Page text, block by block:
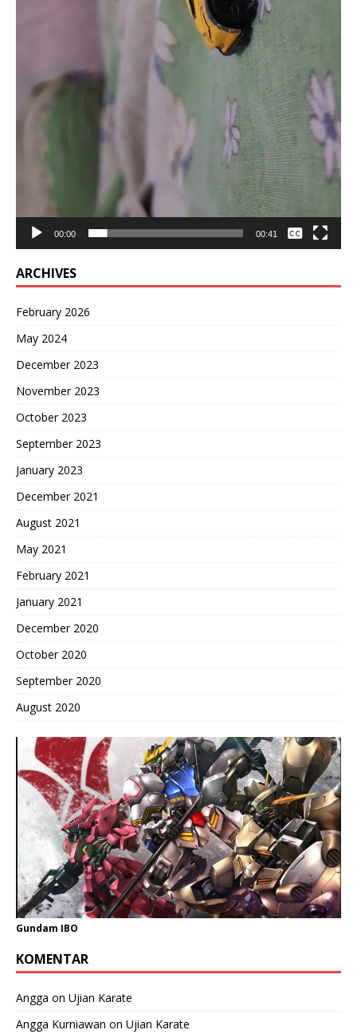
00:00 00:41
None
ARCHIVES
February 2026
May 2024
December 2023
November 2023
October 2023
September 2023
January 2023
December 2021
August 2021
May 2021
February 2021
January 2021
December 2020
October 2020
September 2020
August 2020
Gundam IBO
KOMENTAR
Angga on Ujian Karate
Angga Kurniawan on Ujian Karate